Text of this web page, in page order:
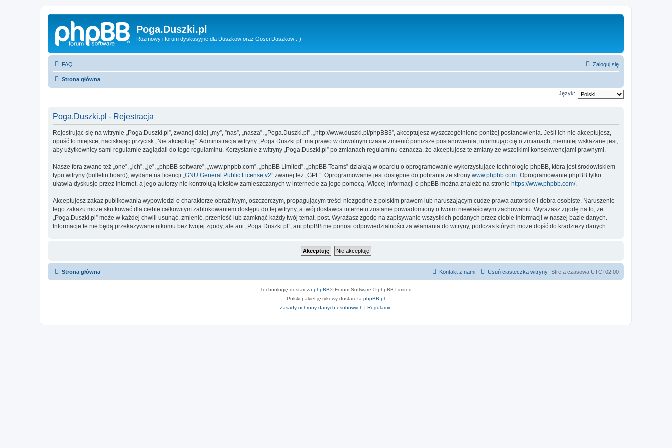
Poga.Duszki.pl
Rozmowy i forum dyskusyjne dla Duszkow oraz Gosci Duszkow :-)
FAQ Zaloguj się
Strona główna
Język:
Poga.Duszki.pl - Rejestracja
Rejestrując się na witrynie „Poga.Duszki.pl”, zwanej dalej „my”, ”nas”, „nasza”, „Poga.Duszki.pl”, „http://www.duszki.pl/phpBB3”, akceptujesz wyszczególnione poniżej postanowienia. Jeśli ich nie akceptujesz,
opuść to miejsce, naciskając przycisk „Nie akceptuję”. Administracja witryny „Poga.Duszki.pl” ma prawo w dowolnym czasie zmienić poniższe postanowienia, informując cię o zmianach, niemniej wskazane jest,
aby użytkownicy sami regularnie zaglądali do tego regulaminu. Korzystanie z witryny „Poga.Duszki.pl” po zmianach regulaminu oznacza, że akceptujesz te zmiany ze wszelkimi konsekwencjami prawnymi.
Nasze fora zwane też „one”, „ich”, „je”, „phpBB software”, „www.phpbb.com”, „phpBB Limited”, „phpBB Teams” działają w oparciu o oprogramowanie wykorzystujące technologię phpBB, która jest środowiskiem
typu witryny (bulletin board), wydane na licencji „GNU General Public License v2” zwanej też „GPL”. Oprogramowanie jest dostępne do pobrania ze strony www.phpbb.com. Oprogramowanie phpBB tylko
ułatwia dyskusje przez internet, a jego autorzy nie kontrolują tekstów zamieszczanych w internecie za jego pomocą. Więcej informacji o phpBB można znaleźć na stronie https://www.phpbb.com/.
Akceptujesz zakaz publikowania wypowiedzi o charakterze obraźliwym, oszczerczym, propagującym treści niezgodne z polskim prawem lub naruszającym cudze prawa autorskie i dobra osobiste. Naruszenie
tego zakazu może skutkować dla ciebie całkowitym zablokowaniem dostępu do tej witryny, a twój dostawca internetu zostanie powiadomiony o twoim niewłaściwym zachowaniu. Wyrażasz zgodę na to, że
„Poga.Duszki.pl” może w każdej chwili usunąć, zmienić, przenieść lub zamknąć każdy twój temat, post. Wyrażasz zgodę na zapisywanie wszystkich podanych przez ciebie informacji w naszej bazie danych.
Informacje te nie będą przekazywane nikomu bez twojej zgody, ale ani „Poga.Duszki.pl”, ani phpBB nie ponosi odpowiedzialności za włamania do witryny, podczas których może dojść do kradzieży danych.
Strona główna Strefa czasowa UTC+02:00
Usuń ciasteczka witryny
Kontakt z nami
Technologię dostarcza phpBB® Forum Software © phpBB Limited
Polski pakiet językowy dostarcza phpBB.pl
Zasady ochrony danych osobowych | Regulamin